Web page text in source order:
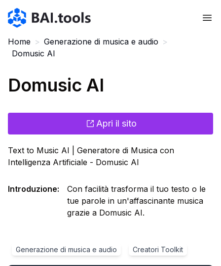
Bai.tools
Home > Generazione di musica e audio >
Domusic AI
Domusic AI
Apri il sito
Text to Music AI | Generatore di Musica con
Intelligenza Artificiale - Domusic AI
Introduzione:
Con facilità trasforma il tuo testo o le
tue parole in un'affascinante musica
grazie a Domusic AI.
Generazione di musica e audio Creatori Toolkit